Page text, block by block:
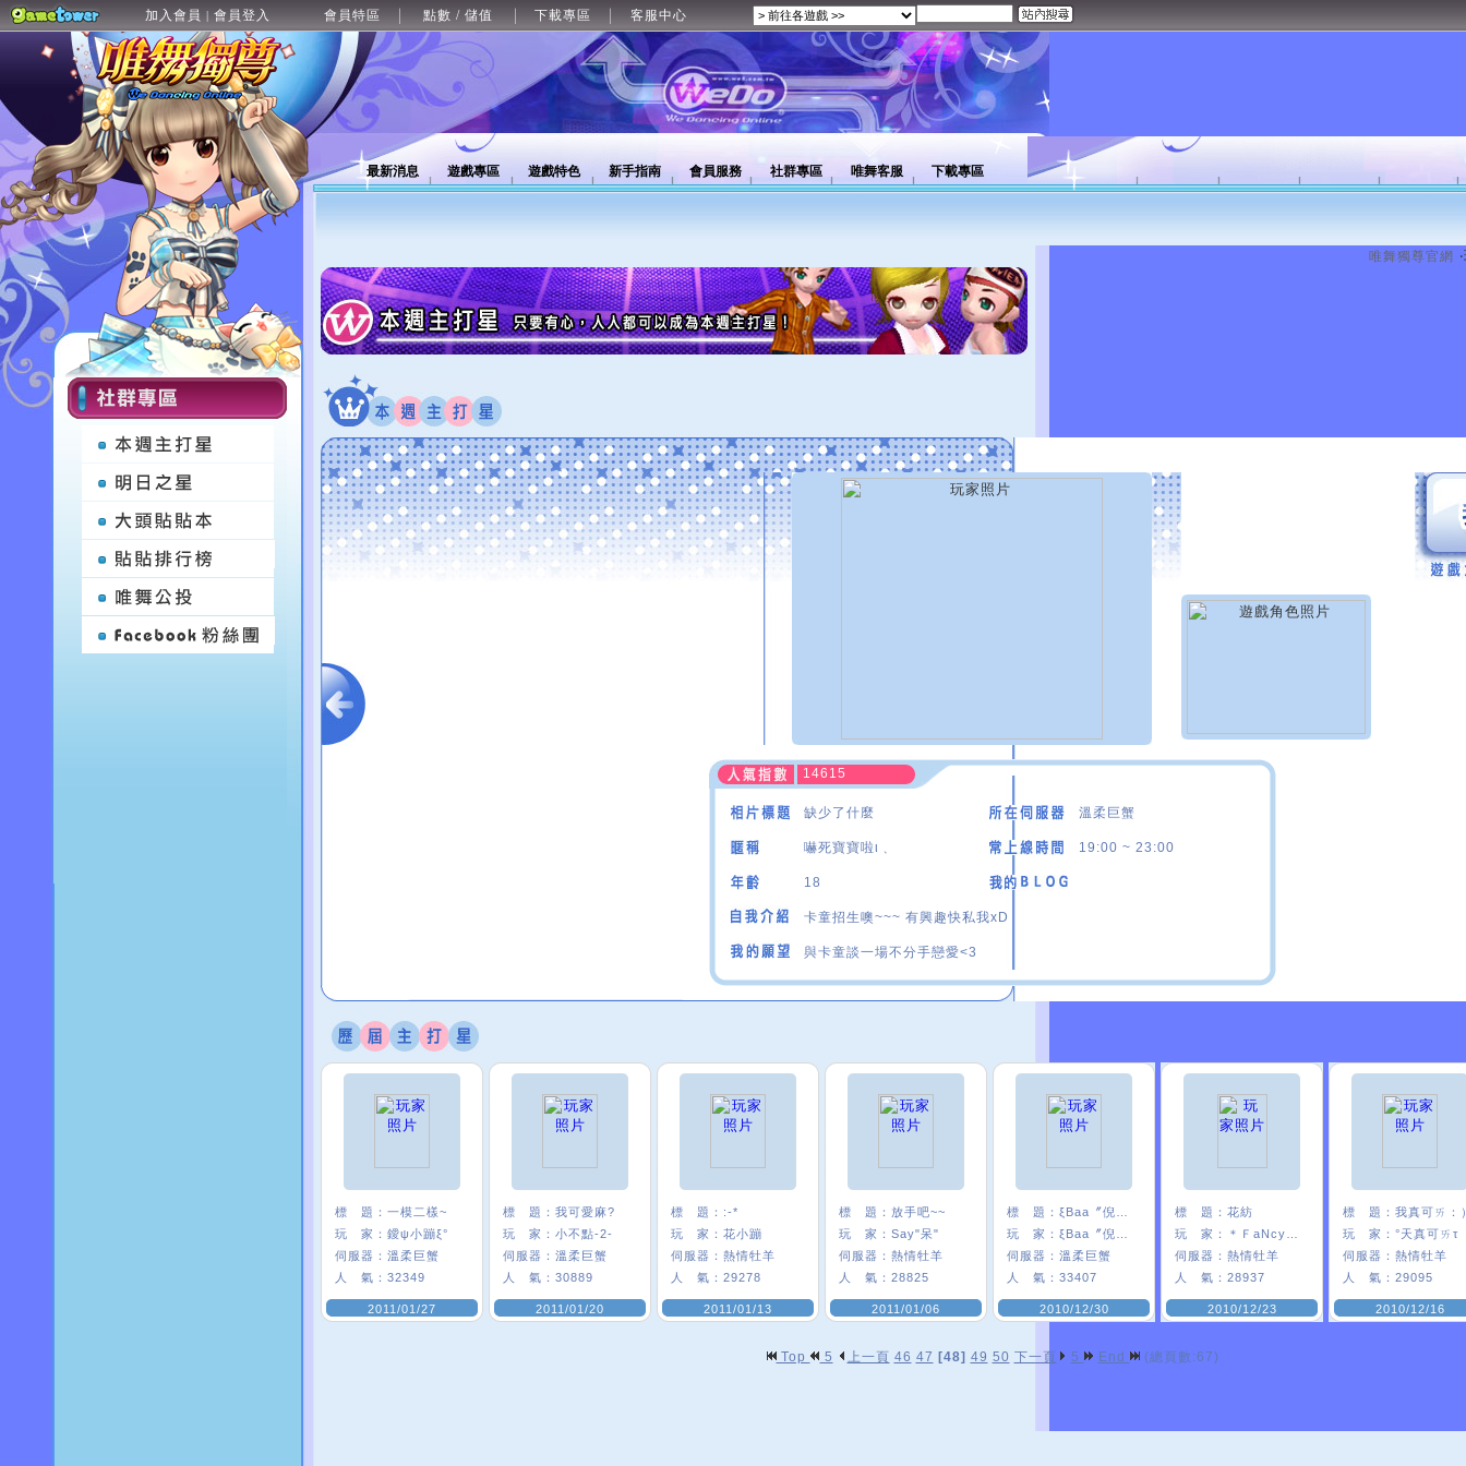
加入會員 | 會員登入 會員特區 點數 / 儲值 下載專區 客服中心
最新消息 遊戲專區 遊戲特色 新手指南 會員服務 社群專區 唯舞客服 下載專區
唯舞獨尊官網
14615
缺少了什麼 溫柔巨蟹
嚇死寶寶啦ι﹑ 19:00 ~ 23:00
18
卡童招生噢~~~ 有興趣快私我xD
與卡童談一場不分手戀愛<3
標 題： 一模二樣~
玩 家： 鑀ψ小蹦ξ°
伺服器： 溫柔巨蟹
人 氣： 32349
2011/01/27
標 題： 我可愛麻?
玩 家： 小不點-2-
伺服器： 溫柔巨蟹
人 氣： 30889
2011/01/20
標 題： :-*
玩 家： 花小蹦
伺服器： 熱情牡羊
人 氣： 29278
2011/01/13
標 題： 放手吧~~
玩 家： Say"呆"
伺服器： 熱情牡羊
人 氣： 28825
2011/01/06
標 題：
玩 家：
伺服器： 溫柔巨蟹
人 氣： 33407
2010/12/30
標 題： 花紡
玩 家：
伺服器： 熱情牡羊
人 氣： 28937
2010/12/23
標 題： 我真可ㄞ：
玩 家： °天真可ㄞτ
伺服器： 熱情牡羊
人 氣： 29095
2010/12/16
Top 5 上一頁 46 47 [48] 49 50 下一頁 5 End (總頁數:67)